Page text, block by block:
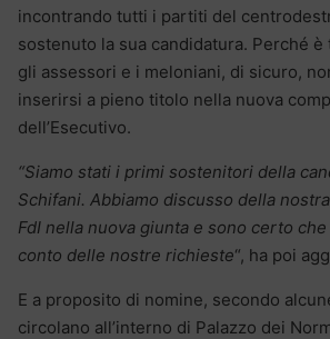
incontrando tutti i partiti del
sostenuto la sua candidatura. Perché
gli assessori e i meloniani, di sicuro,
inserirsi a pieno titolo nella nuova
dell’Esecutivo.
“Siamo stati i primi sostenitori della
Schifani. Abbiamo discusso della
FdI nella nuova giunta e sono certo
conto delle nostre richieste“, ha poi
E a proposito di nomine, secondo
circolano all’interno di Palazzo dei